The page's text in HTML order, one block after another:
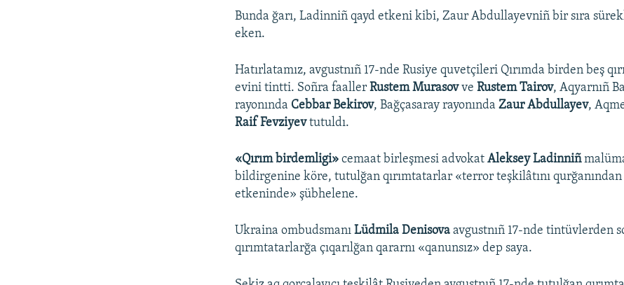
Bunda ğarı, Ladinniñ qayd etkeni kibi, Zaur Abdullayevniñ bir sıra
eken.
Hatırlatamız, avgustnıñ 17-nde Rusiye quvetçileri Qırımda birden beş
evini tintti. Soñra faaller Rustem Murasovve Rustem Tairov, Aqyarnıñ
rayonında Cebbar Bekirov, Bağçasaray rayonında Zaur Abdullayev,
Raif Fevziyevtutuldı.
«Qırım birdemligi» cemaat birleşmesi advokatAleksey Ladinniñ
bildirgenine köre, tutulğan qırımtatarlar «terror teşkilâtını
etkeninde» şübhelene.
Ukraina ombudsmanıLüdmila Denisova avgustnıñ 17-nde tintüvlerden
qırımtatarlarğa çıqarılğan qararnı «qanunsız» dep saya.